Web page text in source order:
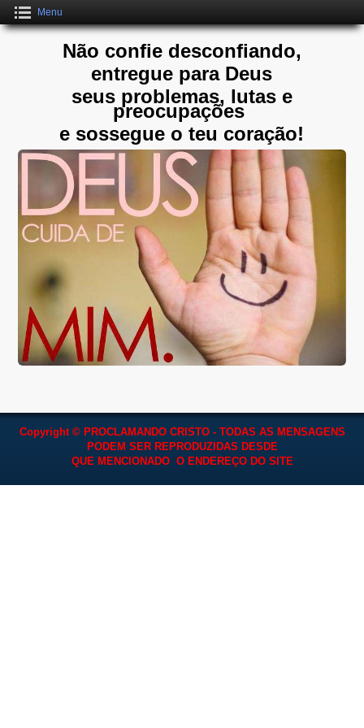
Menu
Não confie desconfiando,
entregue para Deus
seus problemas, lutas e
preocupações
e sossegue o teu coração!
Copyright © PROCLAMANDO CRISTO - TODAS AS MENSAGENS
PODEM SER REPRODUZIDAS DESDE
QUE MENCIONADO O ENDEREÇO DO SITE